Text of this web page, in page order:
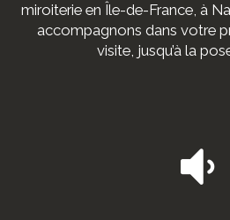
miroiterie en Île-de-France, à
accompagnons dans votre
visite, jusqu’à la